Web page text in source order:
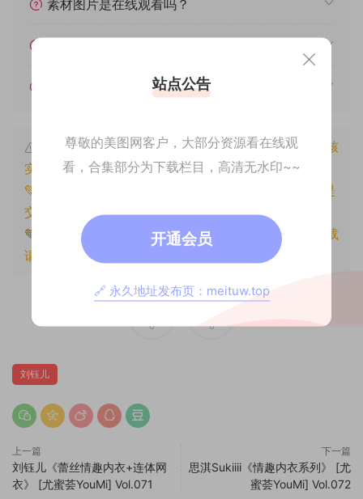
素材图片是在线观看吗？
遇见其他问题怎么办？
本文资源仅供个人参考学习，请勿批量搬运，一经核
实将封禁账号权限！
💚本文资源均来源网友分享，若侵犯了您的权益可以提
交工单处理。
🧡原文链接：
https://www.znjxg.com/173.html
，转载
请注明出处。
0 0
刘钰儿
上一篇
刘钰儿《蕾丝情趣内衣+连体网
衣》 [尤蜜荟YouMi] Vol.071
下一篇
思淇Sukiiii《情趣内衣系列》 [尤
蜜荟YouMi] Vol.072
站点公告
尊敬的美图网客户，大部分资源看在线观
看，合集部分为下载栏目，高清无水印~~
开通会员
🔗 永久地址发布页：meituw.top